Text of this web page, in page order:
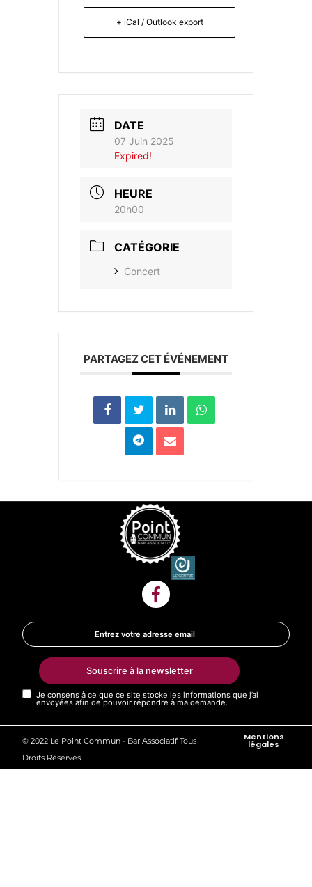
+ iCal / Outlook export
DATE
07 Juin 2025
Expired!
HEURE
20h00
CATÉGORIE
Concert
PARTAGEZ CET ÉVÉNEMENT
Souscrire à la newsletter
Je consens à ce que ce site stocke les informations que j’ai
envoyées afin de pouvoir répondre à ma demande.
© 2022 Le Point Commun - Bar Associatif Tous
Droits Réservés
Mentions
légales​